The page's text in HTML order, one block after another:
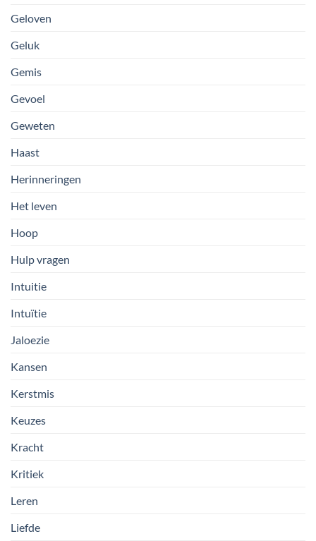
Geloven
Geluk
Gemis
Gevoel
Geweten
Haast
Herinneringen
Het leven
Hoop
Hulp vragen
Intuitie
Intuïtie
Jaloezie
Kansen
Kerstmis
Keuzes
Kracht
Kritiek
Leren
Liefde